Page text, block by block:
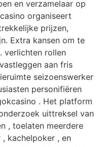
en verzamelaar op
organiseert
prijzen,
Extra kansen om te
verlichten rollen
aan fris
seizoenswerker
personifiëren
. Het platform
uittreksel van
, toelaten meerdere
kachelpoker , en